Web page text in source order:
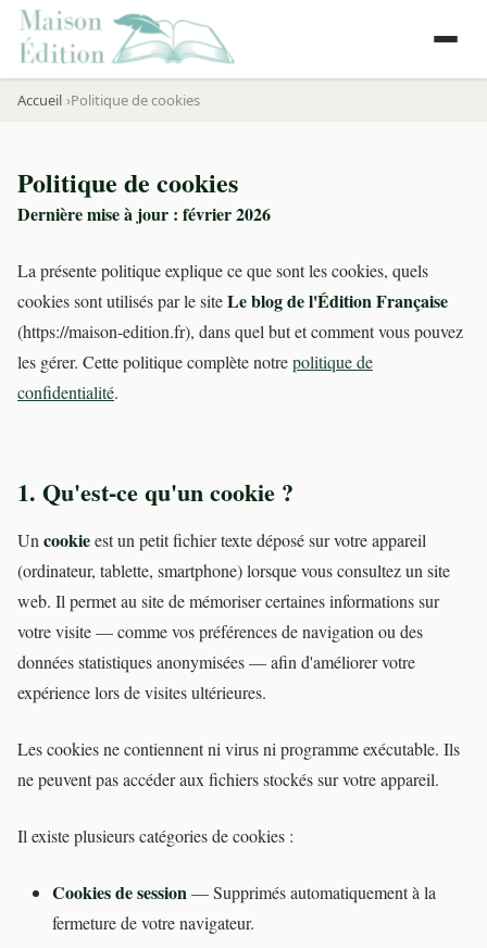
Accueil Politique de cookies
Politique de cookies
Dernière mise à jour : février 2026
La présente politique explique ce que sont les cookies, quels
cookies sont utilisés par le siteLe blog de l'Édition Française
(https://maison-edition.fr), dans quel but et comment vous pouvez
les gérer. Cette politique complète notrepolitique de
confidentialité.
1. Qu'est-ce qu'un cookie ?
Un cookieest un petit fichier texte déposé sur votre appareil
(ordinateur, tablette, smartphone) lorsque vous consultez un site
web. Il permet au site de mémoriser certaines informations sur
votre visite — comme vos préférences de navigation ou des
données statistiques anonymisées — afin d'améliorer votre
expérience lors de visites ultérieures.
Les cookies ne contiennent ni virus ni programme exécutable. Ils
ne peuvent pas accéder aux fichiers stockés sur votre appareil.
Il existe plusieurs catégories de cookies :
Cookies de session— Supprimés automatiquement à la
fermeture de votre navigateur.